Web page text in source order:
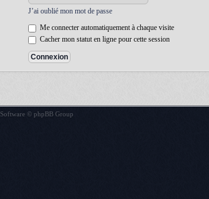
J’ai oublié mon mot de passe
Me connecter automatiquement à chaque visite
Cacher mon statut en ligne pour cette session
© phpBB Group